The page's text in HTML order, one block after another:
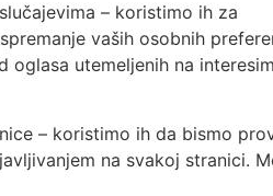
– koristimo ih za
vaših osobnih
utemeljenih na
– koristimo ih da bismo
na svakoj stranici.